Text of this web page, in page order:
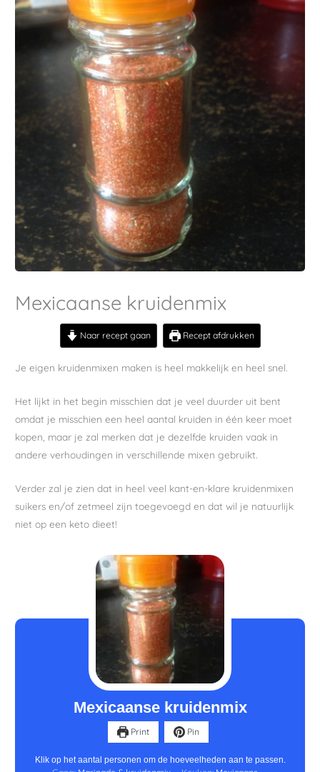
Mexicaanse kruidenmix
Naar recept gaan Recept afdrukken
Je eigen kruidenmixen maken is heel makkelijk en heel snel.
Het lijkt in het begin misschien dat je veel duurder uit bent
omdat je misschien een heel aantal kruiden in één keer moet
kopen, maar je zal merken dat je dezelfde kruiden vaak in
andere verhoudingen in verschillende mixen gebruikt.
Verder zal je zien dat in heel veel kant-en-klare kruidenmixen
suikers en/of zetmeel zijn toegevoegd en dat wil je natuurlijk
niet op een keto dieet!
Mexicaanse kruidenmix
Print Pin
Klik op het aantal personen om de hoeveelheden aan te passen.
minuten